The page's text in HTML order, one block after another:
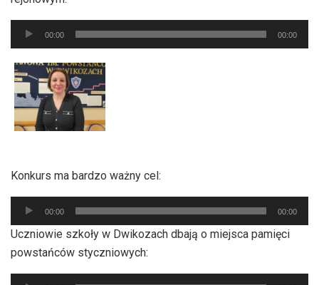
Odtwarzacz
plików
dźwiękowych
00:00 00:00
Konkurs ma bardzo ważny cel:
Odtwarzacz
plików
dźwiękowych
00:00 00:00
Uczniowie szkoły w Dwikozach dbają o miejsca pamięci
powstańców styczniowych:
Odtwarzacz